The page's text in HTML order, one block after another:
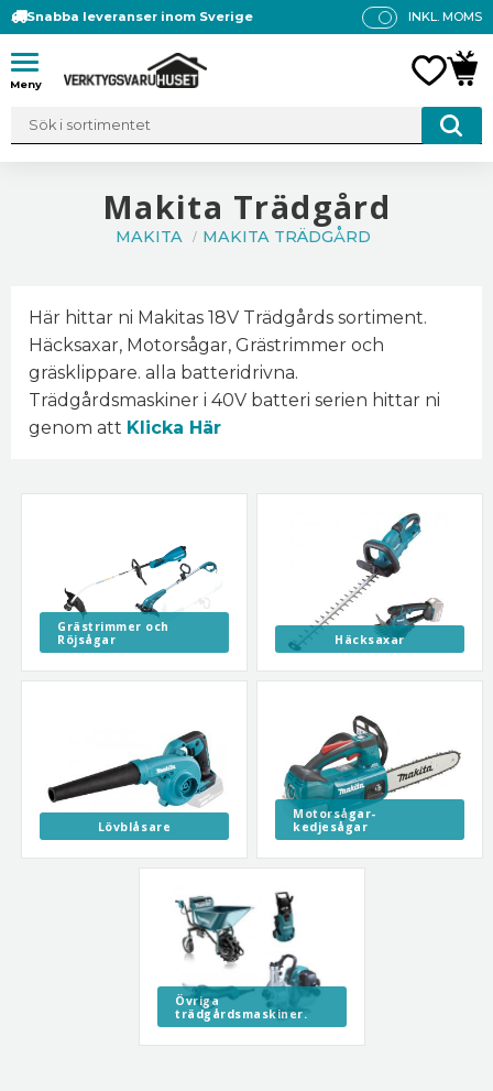
Meny
Snabba leveranser inom Sverige
P
V
A
S
INKL. MOMS
Makita Trädgård
MAKITA MAKITA TRÄDGÅRD
Här hittar ni Makitas 18V Trädgårds sortiment.
Häcksaxar, Motorsågar, Grästrimmer och
gräsklippare. alla batteridrivna.
Trädgårdsmaskiner i 40V batteri serien hittar ni
genom att Klicka Här
Grästrimmer och
Röjsågar
Häcksaxar
Lövblåsare
Motorsågar-
kedjesågar
Övriga
trädgårdsmaskiner.